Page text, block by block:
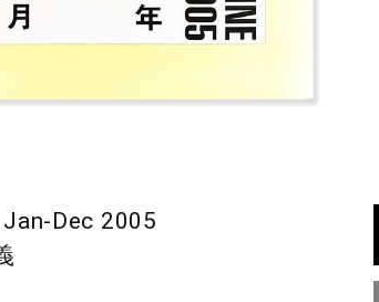
Dec 2005